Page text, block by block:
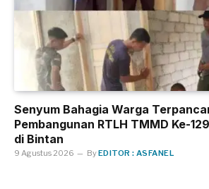
Senyum Bahagia Warga
Pembangunan RTLH TMMD Ke-
di Bintan
9 Agustus 2026 ByEDITOR : ASFANEL